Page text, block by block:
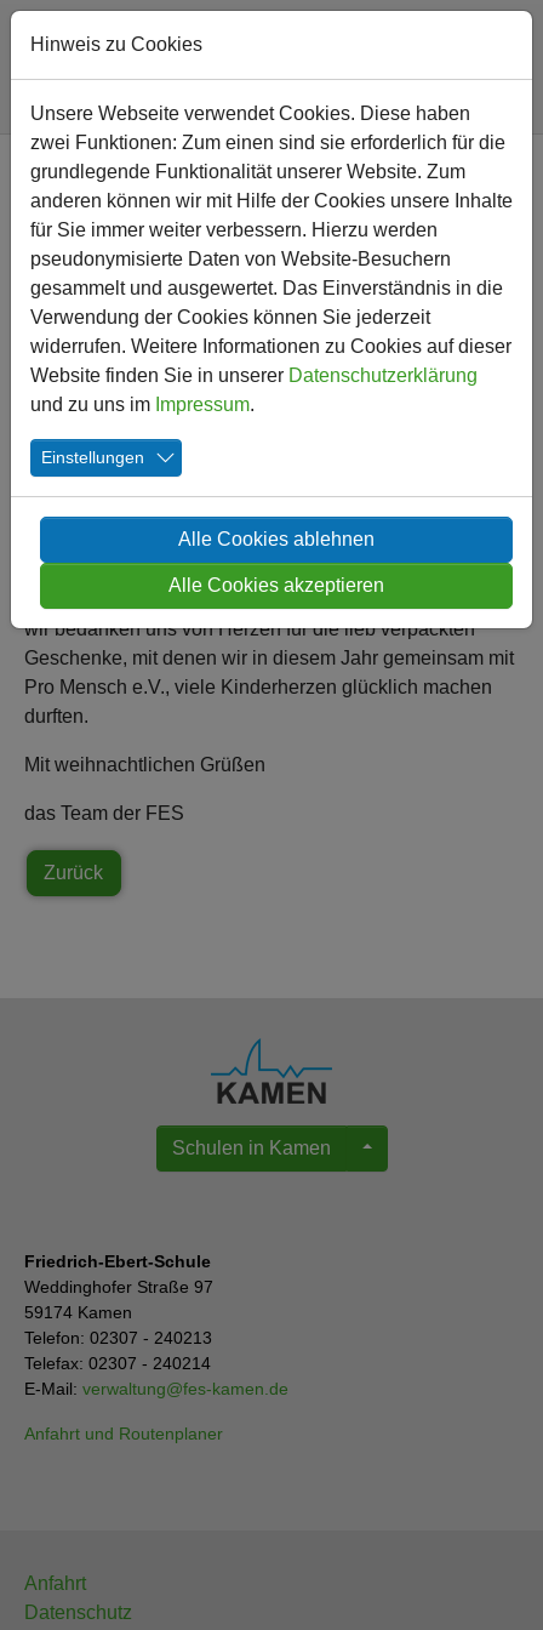
Zum Hauptinhalt springen
Sie sind hier:
Friedrich-Ebert-Schule Nachricht
Aktion Sternenzauber
22.12.2021
Liebe Eltern, liebe Kinder,
wir bedanken uns von Herzen für die lieb verpackten
Geschenke, mit denen wir in diesem Jahr gemeinsam mit
Pro Mensch e.V., viele Kinderherzen glücklich machen
durften.
Mit weihnachtlichen Grüßen
das Team der FES
Zurück
Schulen in Kamen
Friedrich-Ebert-Schule
Weddinghofer Straße 97
59174 Kamen
Telefon: 02307 - 240213
Telefax: 02307 - 240214
E-Mail: verwaltung@fes-kamen.de
Anfahrt und Routenplaner
Anfahrt
Datenschutz
Hinweis zu Cookies
Unsere Webseite verwendet Cookies. Diese haben
zwei Funktionen: Zum einen sind sie erforderlich für die
grundlegende Funktionalität unserer Website. Zum
anderen können wir mit Hilfe der Cookies unsere Inhalte
für Sie immer weiter verbessern. Hierzu werden
pseudonymisierte Daten von Website-Besuchern
gesammelt und ausgewertet. Das Einverständnis in die
Verwendung der Cookies können Sie jederzeit
widerrufen. Weitere Informationen zu Cookies auf dieser
Website finden Sie in unserer Datenschutzerklärung
und zu uns im Impressum.
Einstellungen
Alle Cookies ablehnen
Alle Cookies akzeptieren